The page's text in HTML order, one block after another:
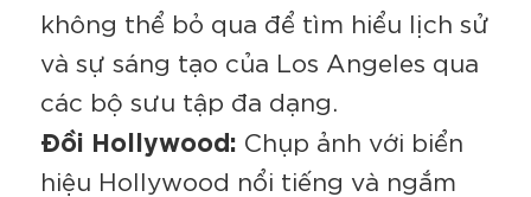
không thể bỏ qua để tìm hiểu lịch sử
và sự sáng tạo của Los Angeles qua
các bộ sưu tập đa dạng.
Đồi Hollywood: Chụp ảnh với biển
hiệu Hollywood nổi tiếng và ngắm